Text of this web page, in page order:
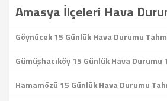
Amasya İlçeleri Hava
Göynücek 15 Günlük Hava Durumu
Gümüşhacıköy 15 Günlük Hava Durumu
Hamamözü 15 Günlük Hava Durumu